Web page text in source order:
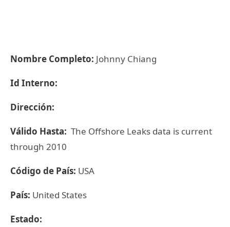
Nombre Completo: Johnny Chiang
Id Interno:
Dirección:
Válido Hasta: The Offshore Leaks data is current
through 2010
Código de País: USA
País: United States
Estado: